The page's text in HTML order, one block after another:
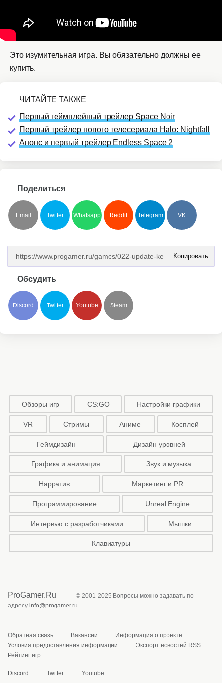
Это изумительная игра. Вы обязательно должны ее
купить.
Первый геймплейный трейлер Space Noir
Первый трейлер нового телесериала Halo: Nightfall
Анонс и первый трейлер Endless Space 2
Поделиться
Email Twitter Whatsapp Reddit Telegram VK
Копировать
Обсудить
Discord Twitter Youtube Steam
Обзоры игр CS:GO Настройки графики
VR Стримы Аниме Косплей
Геймдизайн Дизайн уровней
Графика и анимация Звук и музыка
Нарратив Маркетинг и PR
Программирование Unreal Engine
Интервью с разработчиками Мышки
Клавиатуры
ProGamer.Ru
© 2001-2025 Вопросы можно задавать по
адресу info@progamer.ru
Обратная связь Вакансии
Информация о проекте
Условия предоставления информации
Экспорт новостей RSS
Рейтинг игр
Discord Twitter Youtube